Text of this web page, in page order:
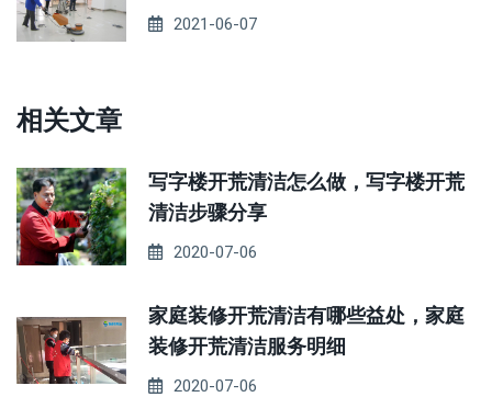
2021-06-07
相关文章
写字楼开荒清洁怎么做，写字楼开荒
清洁步骤分享
2020-07-06
家庭装修开荒清洁有哪些益处，家庭
装修开荒清洁服务明细
2020-07-06